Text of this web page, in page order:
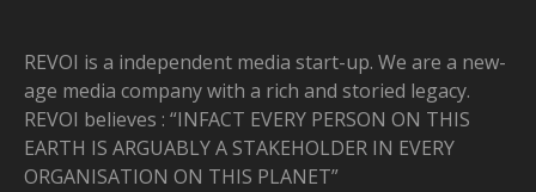
REVOI is a independent media start-up. We are a new-
age media company with a rich and storied legacy.
REVOI believes : “INFACT EVERY PERSON ON THIS
EARTH IS ARGUABLY A STAKEHOLDER IN EVERY
ORGANISATION ON THIS PLANET”